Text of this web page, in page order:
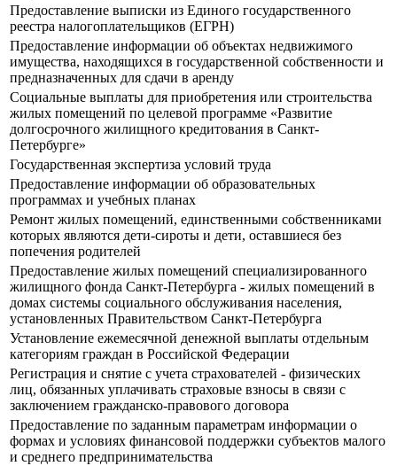
Предоставление выписки из Единого государственного
реестра налогоплательщиков (ЕГРН)
Предоставление информации об объектах недвижимого
имущества, находящихся в государственной собственности и
предназначенных для сдачи в аренду
Социальные выплаты для приобретения или строительства
жилых помещений по целевой программе «Развитие
долгосрочного жилищного кредитования в Санкт-
Петербурге»
Государственная экспертиза условий труда
Предоставление информации об образовательных
программах и учебных планах
Ремонт жилых помещений, единственными собственниками
которых являются дети-сироты и дети, оставшиеся без
попечения родителей
Предоставление жилых помещений специализированного
жилищного фонда Санкт-Петербурга - жилых помещений в
домах системы социального обслуживания населения,
установленных Правительством Санкт-Петербурга
Установление ежемесячной денежной выплаты отдельным
категориям граждан в Российской Федерации
Регистрация и снятие с учета страхователей - физических
лиц, обязанных уплачивать страховые взносы в связи с
заключением гражданско-правового договора
Предоставление по заданным параметрам информации о
формах и условиях финансовой поддержки субъектов малого
и среднего предпринимательства